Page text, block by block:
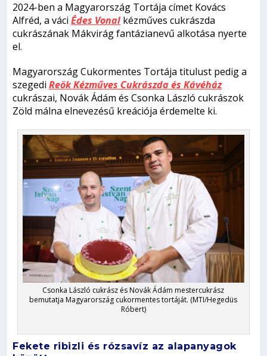
2024-ben a Magyarország Tortája címet Kovács
Alfréd, a váciÉdes Vonal kézműves cukrászda
cukrászának Mákvirágfantázianevű alkotása nyerte
el.
Magyarország Cukormentes Tortája titulust pedig a
szegediReök Kézműves Cukrászda és Kávéház
cukrászai, Novák Ádám és Csonka László cukrászok
Zöld málna elnevezésű kreációja érdemelte ki.
Csonka László cukrász és Novák Ádám mestercukrász
bemutatja Magyarország cukormentes tortáját. (MTI/Hegedüs
Róbert)
Fekete ribizli és rózsavíz az alapanyagok